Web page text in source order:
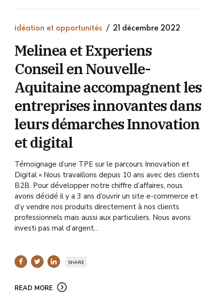
idéation et opportunités 21 décembre 2022
Melinea et Experiens
Conseil en Nouvelle-
Aquitaine accompagnent les
entreprises innovantes dans
leurs démarches Innovation
et digital
Témoignage d’une TPE sur le parcours Innovation et
Digital « Nous travaillons depuis 10 ans avec des clients
B2B. Pour développer notre chiffre d’affaires, nous
avons décidé il y a 3 ans d’ouvrir un site e-commerce et
d’y vendre nos produits directement à nos clients
professionnels mais aussi aux particuliers. Nous avons
investi pas mal d’argent...
SHARE
READ MORE